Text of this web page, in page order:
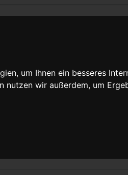
um Ihnen ein besseres
nutzen wir außerdem, um
WikiPedalia geführten
Seitentitels eingeschränkt